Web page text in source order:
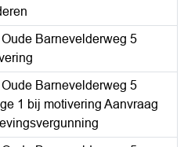
Oude Barnevelderweg 5
Oude Barnevelderweg 5
1 bij motivering Aanvraag